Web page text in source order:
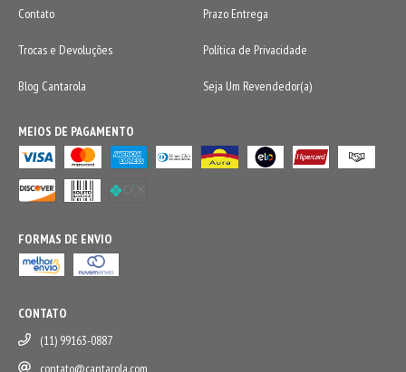
Contato
Prazo Entrega
Trocas e Devoluções Política de Privacidade
Blog Cantarola Seja Um Revendedor(a)
MEIOS DE PAGAMENTO
FORMAS DE ENVIO
CONTATO
(11) 99163-0887
contato@cantarola.com